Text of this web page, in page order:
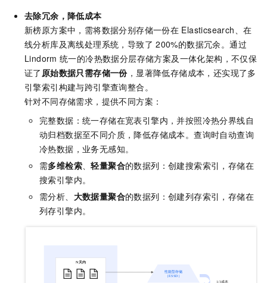
去除冗余，降低成本
新榜原方案中，需将数据分别存储一份在 Elasticsearch、在
线分析库及离线处理系统，导致了 200%的数据冗余。通过
Lindorm 统一的冷热数据分层存储方案及一体化架构，不仅保
证了 原始数据只需存储一份，显著降低存储成本，还实现了多
引擎索引构建与跨引擎查询整合。
针对不同存储需求，提供不同方案：
完整数据：统一存储在宽表引擎内，并按照冷热分界线自
动归档数据至不同介质，降低存储成本。查询时自动查询
冷热数据，业务无感知。
需多维检索、轻量聚合的数据列：创建搜索索引，存储在
搜索引擎内。
需分析、 大数据量聚合的数据列：创建列存索引，存储在
列存引擎内。